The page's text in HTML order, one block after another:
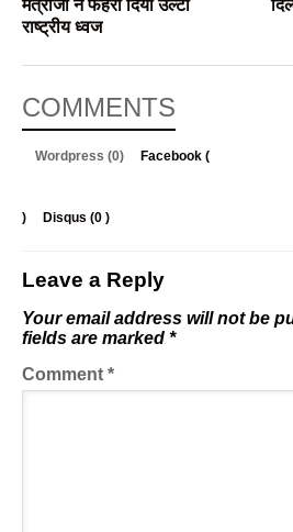
मंत्रीजी ने फहरा दिया उल्टा
राष्ट्रीय ध्वज
COMMENTS
Wordpress (0) Facebook (
) Disqus (0 )
Leave a Reply
Your email address will not be
fields are marked *
Comment *